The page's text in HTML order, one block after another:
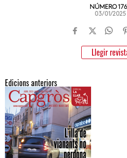
NÚMERO
03/01/2025
Llegir
Edicions anteriors